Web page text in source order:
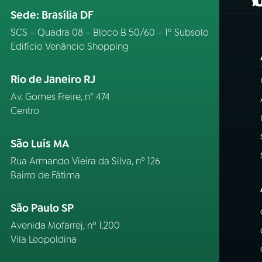
Sede: Brasília DF
SCS – Quadra 08 – Bloco B 50/60 – 1º Subsolo
Edifício Venâncio Shopping
Rio de Janeiro RJ
Av. Gomes Freire, n° 474
Centro
São Luís MA
Rua Armando Vieira da Silva, nº 126
Bairro de Fátima
São Paulo SP
Avenida Mofarrej, nº 1.200
Vila Leopoldina